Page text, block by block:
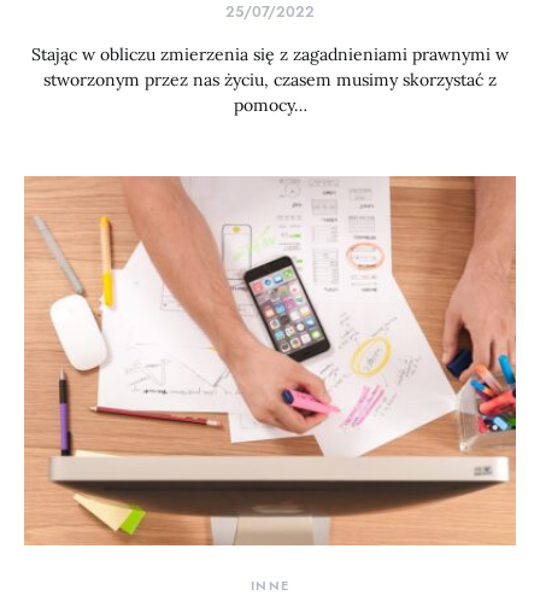
25/07/2022
Stając w obliczu zmierzenia się z zagadnieniami prawnymi w
stworzonym przez nas życiu, czasem musimy skorzystać z
pomocy…
INNE